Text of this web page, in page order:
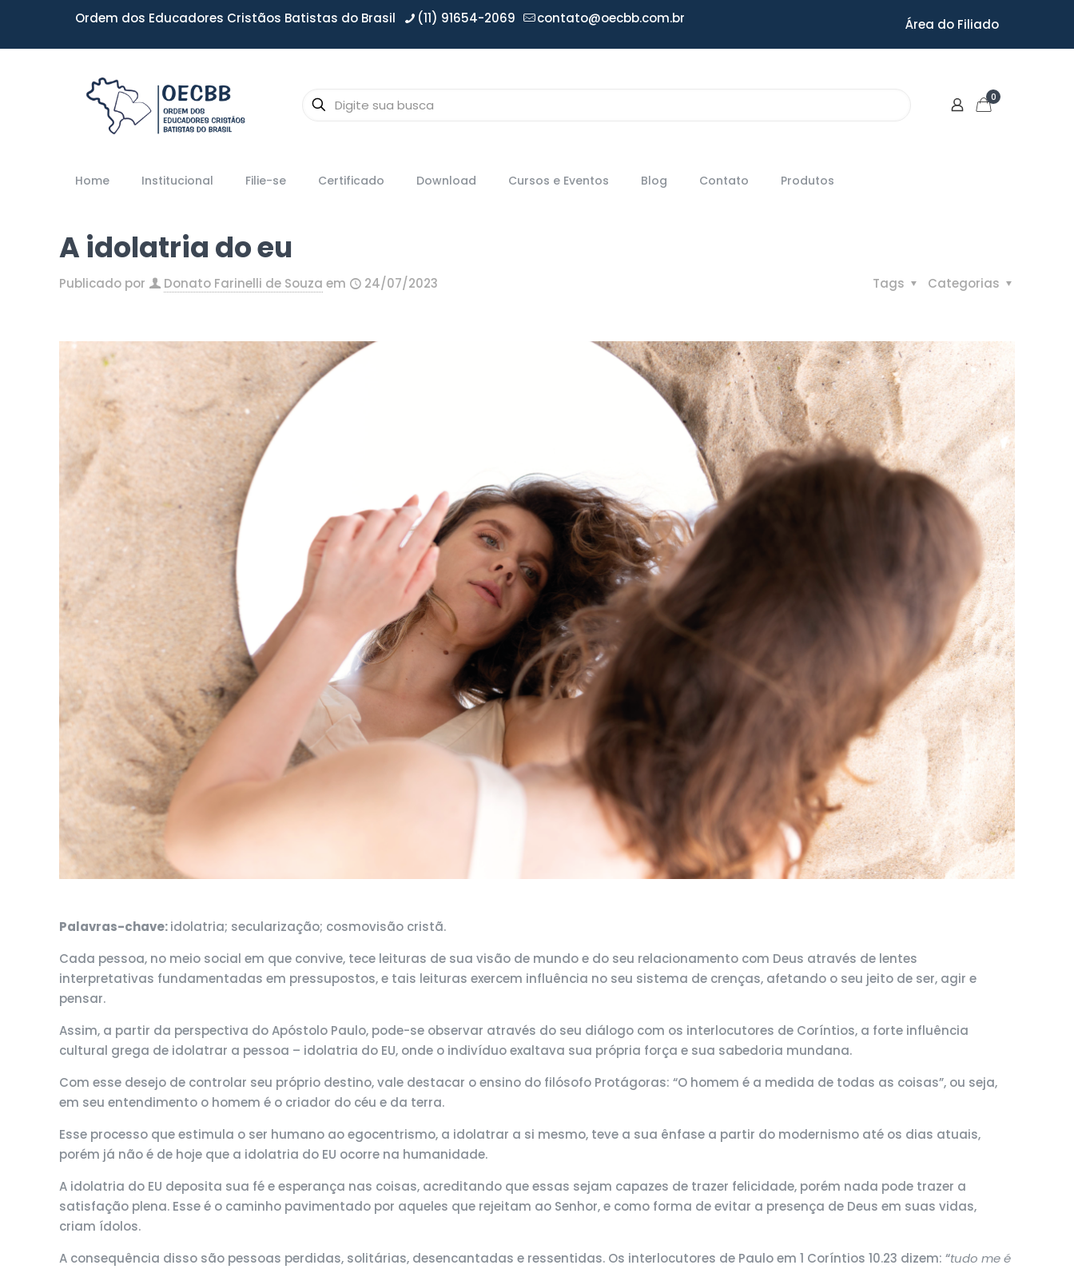
Ordem dos Educadores Cristãos Batistas do Brasil (11) 91654-2069 contato@oecbb.com.br Área do Filiado
0
Home Institucional Filie-se Certificado Download Cursos e Eventos Blog Contato Produtos
A idolatria do eu
Publicado por Donato Farinelli de Souza em 24/07/2023 Categorias
Tags
Palavras-chave:idolatria; secularização; cosmovisão cristã.
Cada pessoa, no meio social em que convive, tece leituras de sua visão de mundo e do seu relacionamento com Deus através de lentes
interpretativas fundamentadas em pressupostos, e tais leituras exercem influência no seu sistema de crenças, afetando o seu jeito de ser, agir e
pensar.
Assim, a partir da perspectiva do Apóstolo Paulo, pode-se observar através do seu diálogo com os interlocutores de Coríntios, a forte influência
cultural grega de idolatrar a pessoa – idolatria do EU, onde o indivíduo exaltava sua própria força e sua sabedoria mundana.
Com esse desejo de controlar seu próprio destino, vale destacar o ensino do filósofo Protágoras: “O homem é a medida de todas as coisas”, ou seja,
em seu entendimento o homem é o criador do céu e da terra.
Esse processo que estimula o ser humano ao egocentrismo, a idolatrar a si mesmo, teve a sua ênfase a partir do modernismo até os dias atuais,
porém já não é de hoje que a idolatria do EU ocorre na humanidade.
A idolatria do EU deposita sua fé e esperança nas coisas, acreditando que essas sejam capazes de trazer felicidade, porém nada pode trazer a
satisfação plena. Esse é o caminho pavimentado por aqueles que rejeitam ao Senhor, e como forma de evitar a presença de Deus em suas vidas,
criam ídolos.
A consequência disso são pessoas perdidas, solitárias, desencantadas e ressentidas. Os interlocutores de Paulo em 1 Coríntios 10.23 dizem: “tudo me é